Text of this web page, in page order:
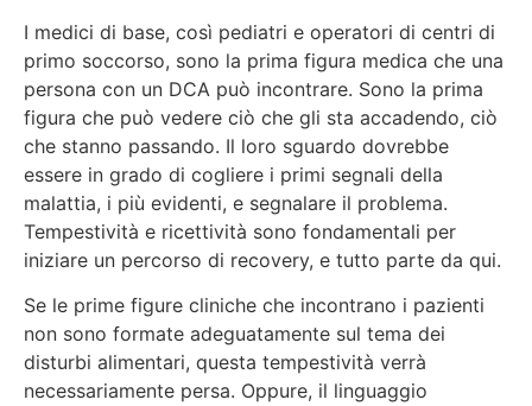
I medici di base, così pediatri e operatori di centri di
primo soccorso, sono la prima figura medica che una
persona con un DCA può incontrare. Sono la prima
figura che può vedere ciò che gli sta accadendo, ciò
che stanno passando. Il loro sguardo dovrebbe
essere in grado di cogliere i primi segnali della
malattia, i più evidenti, e segnalare il problema.
Tempestività e ricettività sono fondamentali per
iniziare un percorso di recovery, e tutto parte da qui.
Se le prime figure cliniche che incontrano i pazienti
non sono formate adeguatamente sul tema dei
disturbi alimentari, questa tempestività verrà
necessariamente persa. Oppure, il linguaggio